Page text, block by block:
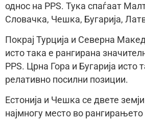
однос на PPS. Тука спаѓаат
Словачка, Чешка, Бугарија,
Покрај Турција и Северна
исто така е рангирана
PPS. Црна Гора и Бугарија исто
релативно посилни позиции.
Естонија и Чешка се двете
најмногу место во рангирањето